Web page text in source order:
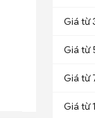
Giá từ
Giá từ
Giá từ
Giá từ